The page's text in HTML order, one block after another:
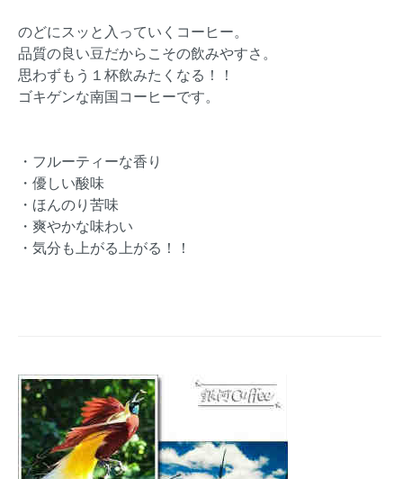
のどにスッと入っていくコーヒー。
品質の良い豆だからこその飲みやすさ。
思わずもう１杯飲みたくなる！！
ゴキゲンな南国コーヒーです。
・フルーティーな香り
・優しい酸味
・ほんのり苦味
・爽やかな味わい
・気分も上がる上がる！！